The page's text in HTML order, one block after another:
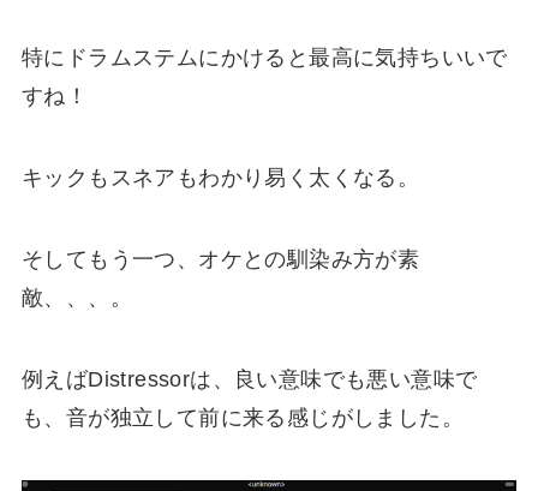
特にドラムステムにかけると最高に気持ちいいで
すね！
キックもスネアもわかり易く太くなる。
そしてもう一つ、オケとの馴染み方が素
敵、、、。
例えばDistressorは 、良い意味でも悪い意味で
も、音が独立して前に来る感じがしました。